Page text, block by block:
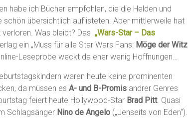
habe ich Bücher empfohlen, die die Helden und
schön übersichtlich auflisteten. Aber mittlerweile hat
Was bleibt? Das „Wars-Star – Das
ein „Muss für alle Star Wars Fans: Möge der Witz
Leseprobe weckt da eher wenig Hoffnungen…
waren heute keine prominenten
da müssen es A- und B-Promis andrer Genres
feiert heute Hollywood-Star Brad Pitt. Quasi
Schlagsänger Nino de Angelo („Jenseits von Eden“).